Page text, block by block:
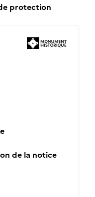
protection
de la notice